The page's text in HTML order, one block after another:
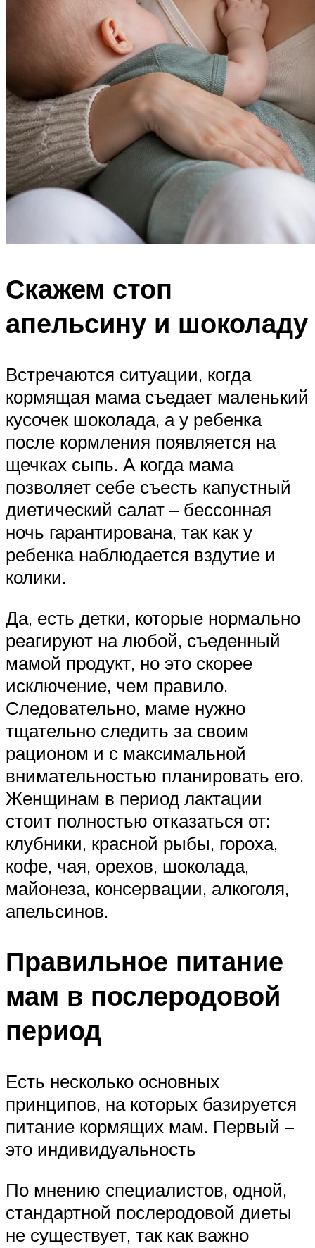
Скажем стоп
апельсину и шоколаду
Встречаются ситуации, когда
кормящая мама съедает маленький
кусочек шоколада, а у ребенка
после кормления появляется на
щечках сыпь. А когда мама
позволяет себе съесть капустный
диетический салат – бессонная
ночь гарантирована, так как у
ребенка наблюдается вздутие и
колики.
Да, есть детки, которые нормально
реагируют на любой, съеденный
мамой продукт, но это скорее
исключение, чем правило.
Следовательно, маме нужно
тщательно следить за своим
рационом и с максимальной
внимательностью планировать его.
Женщинам в период лактации
стоит полностью отказаться от:
клубники, красной рыбы, гороха,
кофе, чая, орехов, шоколада,
майонеза, консервации, алкоголя,
апельсинов.
Правильное питание
мам в послеродовой
период
Есть несколько основных
принципов, на которых базируется
питание кормящих мам. Первый –
это индивидуальность
По мнению специалистов, одной,
стандартной послеродовой диеты
не существует, так как важно